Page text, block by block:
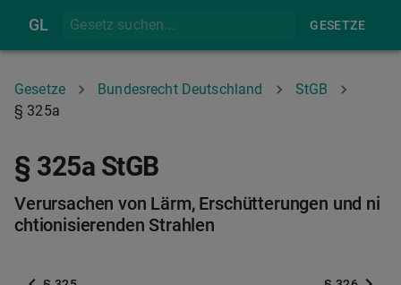
GL GESETZE
Gesetze Bundesrecht Deutschland
StGB
§ 325a
§ 325a StGB
Verursachen von Lärm, Erschütterungen und ni
chtionisierenden Strahlen